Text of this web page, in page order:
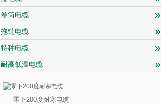
卷筒电缆 »
拖链电缆 »
特种电缆 »
耐高低温电缆 »
零下200度耐寒电缆